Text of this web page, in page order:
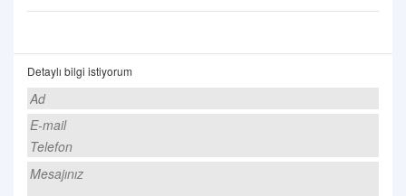
Detaylı bilgi istiyorum